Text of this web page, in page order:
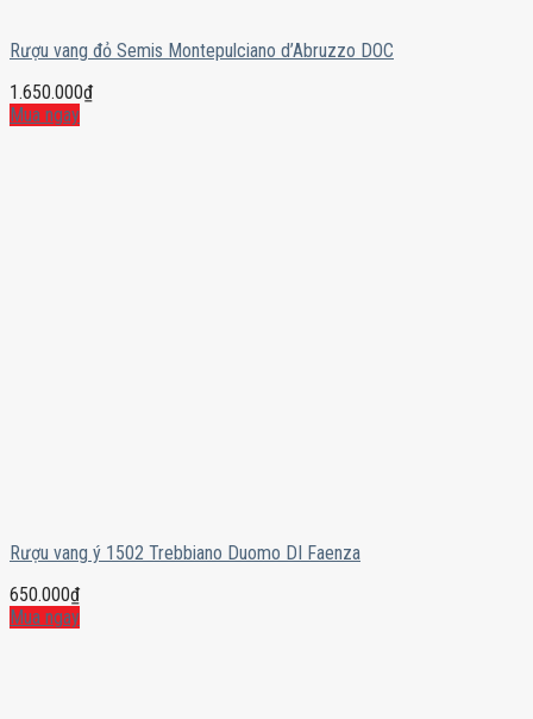
Rượu vang đỏ Semis Montepulciano d’Abruzzo DOC
1.650.000₫
Mua ngay
Rượu vang ý 1502 Trebbiano Duomo DI Faenza
650.000₫
Mua ngay